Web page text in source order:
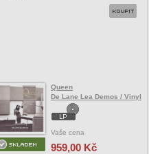
Queen
De Lane Lea Demos / Vinyl
Vaše cena
959,00 Kč